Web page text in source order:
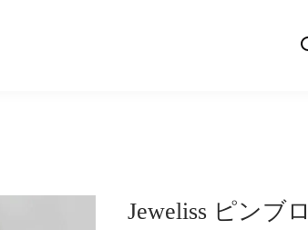
Jeweliss ピンブ